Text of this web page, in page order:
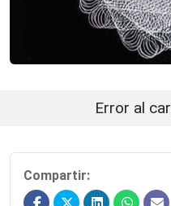
Error al
Compartir: